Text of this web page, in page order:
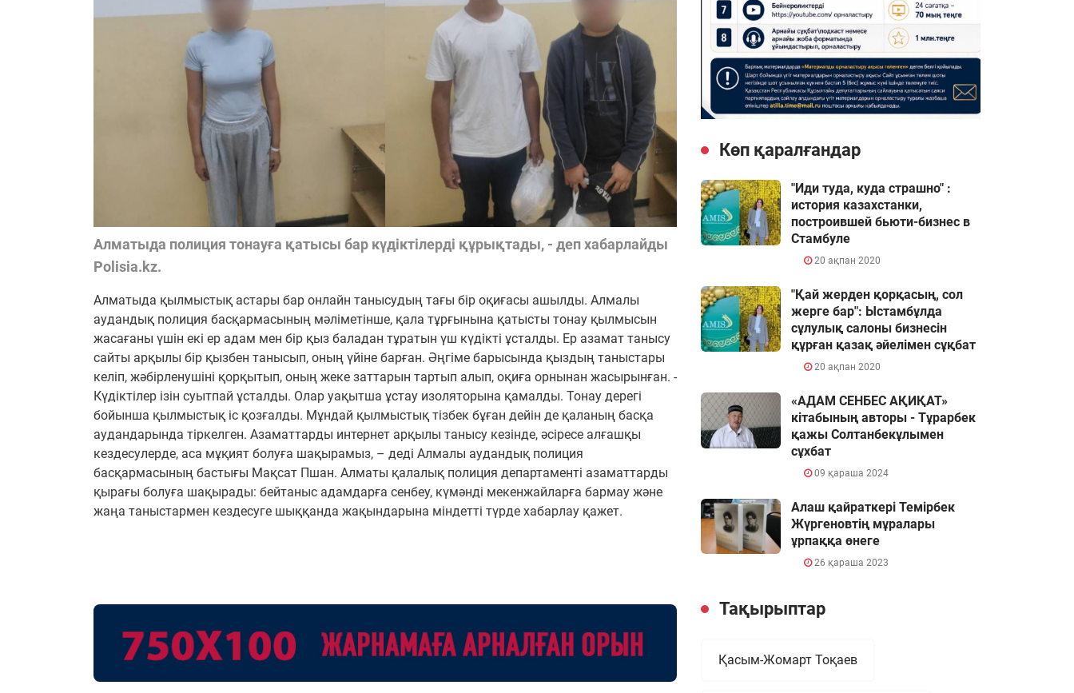
Алматыда полиция тонауға қатысы бар күдіктілерді құрықтады, - деп хабарлайды
Polisia.kz.
Алматыда қылмыстық астары бар онлайн танысудың тағы бір оқиғасы ашылды. Алмалы
аудандық полиция басқармасының мәліметінше, қала тұрғынына қатысты тонау қылмысын
жасағаны үшін екі ер адам мен бір қыз баладан тұратын үш күдікті ұсталды. Ер азамат танысу
сайты арқылы бір қызбен танысып, оның үйіне барған. Әңгіме барысында қыздың таныстары
келіп, жәбірленушіні қорқытып, оның жеке заттарын тартып алып, оқиға орнынан жасырынған. -
Күдіктілер ізін суытпай ұсталды. Олар уақытша ұстау изоляторына қамалды. Тонау дерегі
бойынша қылмыстық іс қозғалды. Мұндай қылмыстық тізбек бұған дейін де қаланың басқа
аудандарында тіркелген. Азаматтарды интернет арқылы танысу кезінде, әсіресе алғашқы
кездесулерде, аса мұқият болуға шақырамыз, – деді Алмалы аудандық полиция
басқармасының бастығы Мақсат Пшан. Алматы қалалық полиция департаменті азаматтарды
қырағы болуға шақырады: бейтаныс адамдарға сенбеу, күмәнді мекенжайларға бармау және
жаңа таныстармен кездесуге шыққанда жақындарына міндетті түрде хабарлау қажет.
Көп қаралғандар
"Иди туда, куда страшно" :
история казахстанки,
построившей бьюти-бизнес в
Стамбуле
20 ақпан 2020
"Қай жерден қорқасың, сол
жерге бар": Ыстамбұлда
сұлулық салоны бизнесін
құрған қазақ әйелімен сұқбат
20 ақпан 2020
«АДАМ СЕНБЕС АҚИҚАТ»
кітабының авторы - Тұрарбек
қажы Солтанбекұлымен
сұхбат
09 қараша 2024
Алаш қайраткері Темірбек
Жүргеновтің мұралары
ұрпаққа өнеге
26 қараша 2023
Тақырыптар
Қасым-Жомарт Тоқаев